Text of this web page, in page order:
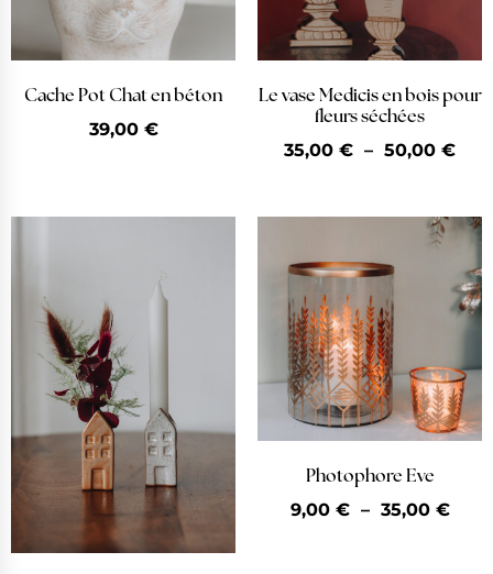
Cache Pot Chat en béton
39,00 €
Le vase Medicis en bois pour
fleurs séchées
35,00 € – 50,00 €
Photophore Eve
9,00 € – 35,00 €